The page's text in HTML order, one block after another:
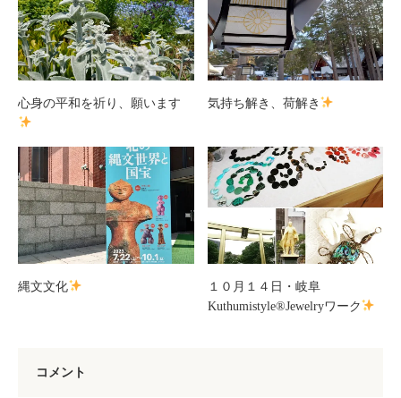
心身の平和を祈り、願います 気持ち解き、荷解き
縄文文化
１０月１４日・岐阜
Kuthumistyle®Jewelryワーク
コメント